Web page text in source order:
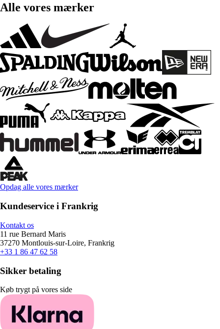
Alle vores mærker
Opdag alle vores mærker
Kundeservice i Frankrig
Kontakt os
11 rue Bernard Maris
37270 Montlouis-sur-Loire, Frankrig
+33 1 86 47 62 58
Sikker betaling
Køb trygt på vores side